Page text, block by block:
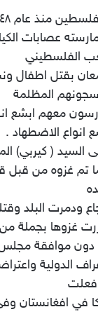
منذ عام ١٩٤٨ ولحد هذا اليوم .
عصابات
الفلسطيني
بقتل اطفال
المظلمة
معهم ابشع
انواع الاضطهاد .
السيد ( كيربي)
تم غزوه من قبل
ودمرت البلد
غزوها بجملة
موافقة مجلس
الدولية
فعلت
في افغانستان